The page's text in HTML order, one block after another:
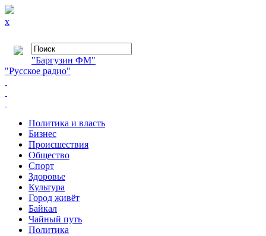
x
"Баргузин ФМ"
"Русское радио"
Политика и власть
Бизнес
Происшествия
Общество
Cпорт
Здоровье
Культура
Город живёт
Байкал
Чайный путь
Политика